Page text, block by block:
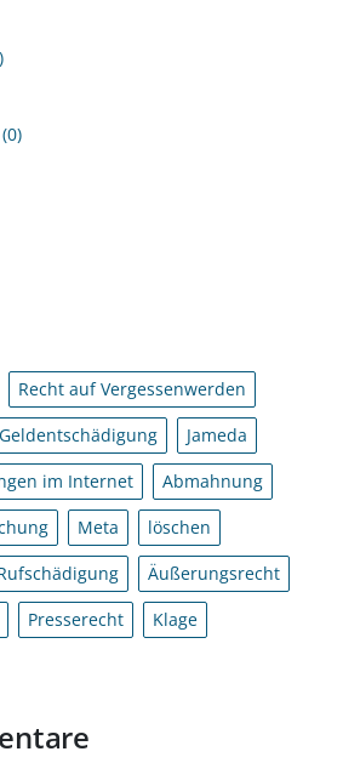
0
Recht auf Vergessenwerden
Geldentschädigung
Jameda
im Internet
Abmahnung
Meta
löschen
Äußerungsrecht
Presserecht
Klage